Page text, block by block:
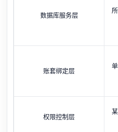
数据库服务层
账套绑定层
权限控制层